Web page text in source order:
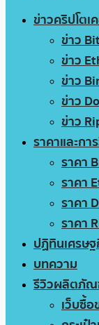
ข่าวคริปโตเ
ข่าว
ข่าว
ข่าว
ข่าว
ข่าว
ราคาและกา
ราคา
ราคา
ราคา
ราคา
ปฏิทินเศรษ
บทความ
รีวิวผลิตภั
เว็บซื้อ